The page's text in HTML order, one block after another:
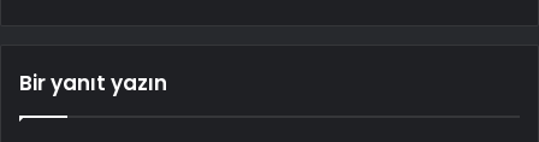
Bir yanıt yazın